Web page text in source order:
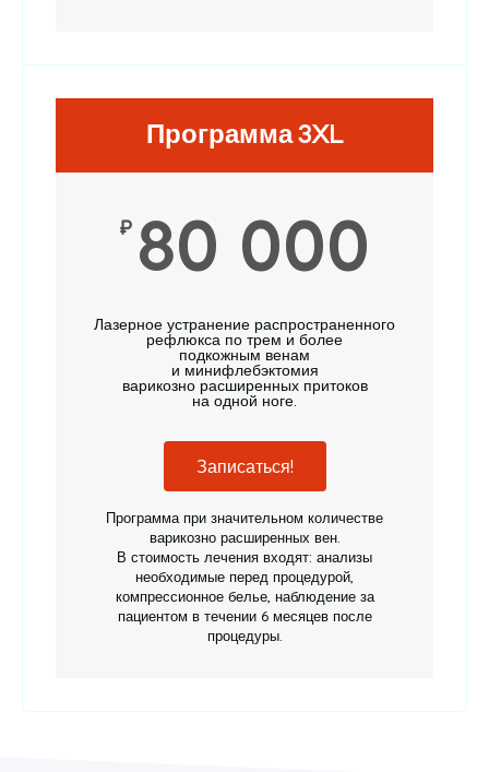
Программа 3XL
₽ 80 000
Лазерное устранение распространенного
рефлюкса по трем и более
подкожным венам
и минифлебэктомия
варикозно расширенных притоков
на одной ноге.
Записаться!
Программа при значительном количестве
варикозно расширенных вен.
В стоимость лечения входят: анализы
необходимые перед процедурой,
компрессионное белье, наблюдение за
пациентом в течении 6 месяцев после
процедуры.